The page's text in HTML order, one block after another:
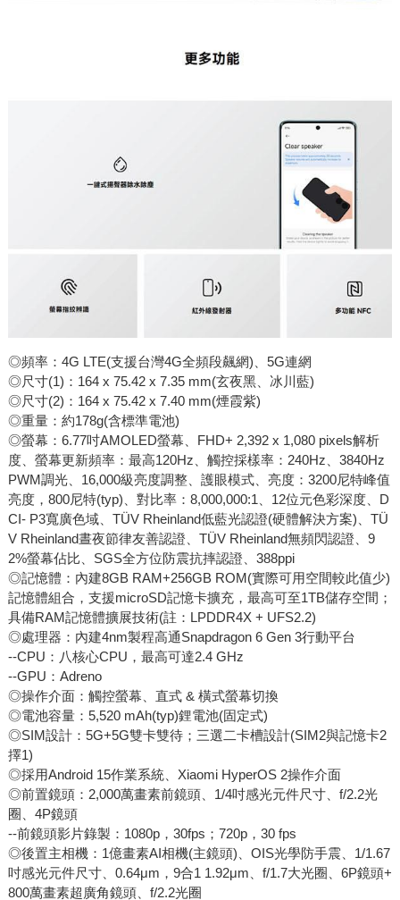
◎頻率：4G LTE(支援台灣4G全頻段飆網)、5G連網
◎尺寸(1)：164 x 75.42 x 7.35 mm(玄夜黑、冰川藍)
◎尺寸(2)：164 x 75.42 x 7.40 mm(煙霞紫)
◎重量：約178g(含標準電池)
◎螢幕：6.77吋AMOLED螢幕、FHD+ 2,392 x 1,080 pixels解析
度、螢幕更新頻率：最高120Hz、觸控採樣率：240Hz、3840Hz
PWM調光、16,000級亮度調整、護眼模式、亮度：3200尼特峰值
亮度，800尼特(typ)、對比率：8,000,000:1、12位元色彩深度、D
CI- P3寬廣色域、TÜV Rheinland低藍光認證(硬體解決方案)、TÜ
V Rheinland晝夜節律友善認證、TÜV Rheinland無頻閃認證、9
2%螢幕佔比、SGS全方位防震抗摔認證、388ppi
◎記憶體：內建8GB RAM+256GB ROM(實際可用空間較此值少)
記憶體組合，支援microSD記憶卡擴充，最高可至1TB儲存空間；
具備RAM記憶體擴展技術(註：LPDDR4X + UFS2.2)
◎處理器：內建4nm製程高通Snapdragon 6 Gen 3行動平台
--CPU：八核心CPU，最高可達2.4 GHz
--GPU：Adreno
◎操作介面：觸控螢幕、直式 & 橫式螢幕切換
◎電池容量：5,520 mAh(typ)鋰電池(固定式)
◎SIM設計：5G+5G雙卡雙待；三選二卡槽設計(SIM2與記憶卡2
擇1)
◎採用Android 15作業系統、Xiaomi HyperOS 2操作介面
◎前置鏡頭：2,000萬畫素前鏡頭、1/4吋感光元件尺寸、f/2.2光
圈、4P鏡頭
--前鏡頭影片錄製：1080p，30fps；720p，30 fps
◎後置主相機：1億畫素AI相機(主鏡頭)、OIS光學防手震、1/1.67
吋感光元件尺寸、0.64μm，9合1 1.92μm、f/1.7大光圈、6P鏡頭+
800萬畫素超廣角鏡頭、f/2.2光圈